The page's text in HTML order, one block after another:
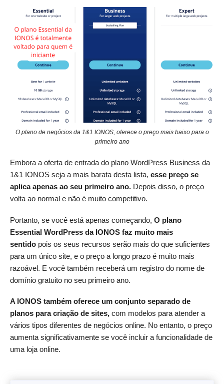
O plano de negócios da 1&1 IONOS, oferece o preço mais baixo para o
primeiro ano
Embora a oferta de entrada do plano WordPress Business da
1&1 IONOS seja a mais barata desta lista, esse preço se
aplica apenas ao seu primeiro ano. Depois disso, o preço
volta ao normal e não é muito competitivo.
Portanto, se você está apenas começando, O plano
Essential WordPress da IONOS faz muito mais
sentido pois os seus recursos serão mais do que suficientes
para um único site, e o preço a longo prazo é muito mais
razoável. E você também receberá um registro do nome de
domínio gratuito no seu primeiro ano.
A IONOS também oferece um conjunto separado de
planos para criação de sites, com modelos para atender a
vários tipos diferentes de negócios online. No entanto, o preço
aumenta significativamente se você incluir a funcionalidade de
uma loja online.